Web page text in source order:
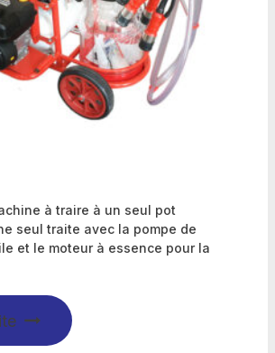
à traire à un seul pot
seul traite avec la pompe de
et le moteur à essence pour la